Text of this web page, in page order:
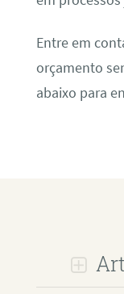
Entre em
orçamento
abaixo para